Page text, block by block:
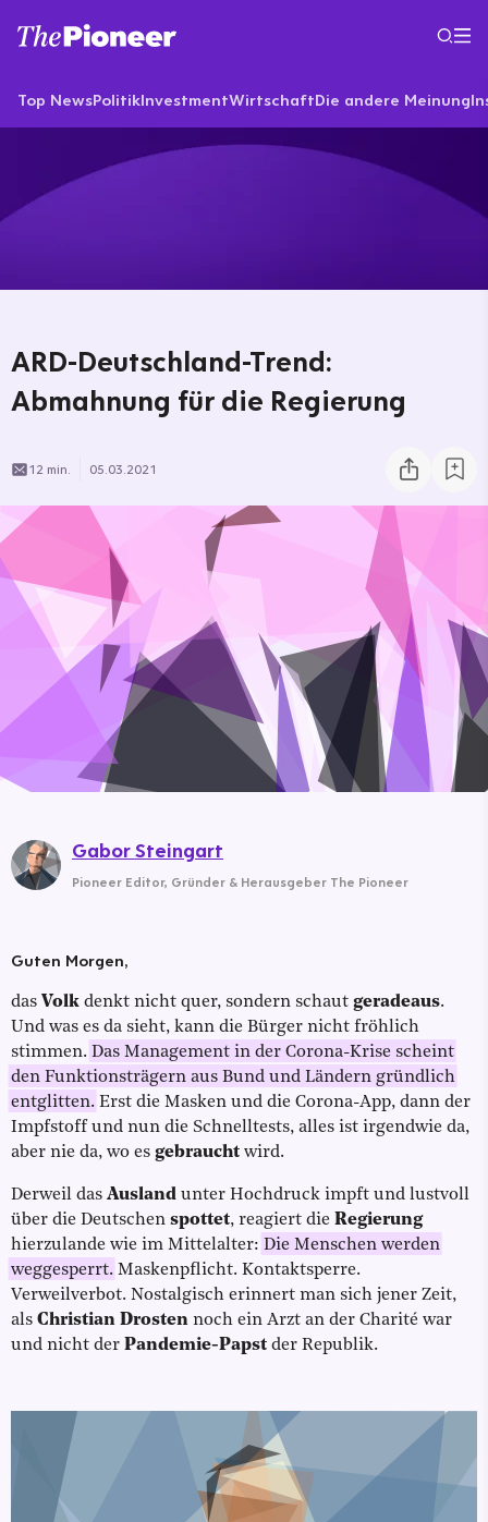
Top NewsPolitikInvestmentWirtschaftDie andere Meinung
ARD-Deutschland-Trend:
Abmahnung für die Regierung
12 min. 05.03.2021
Guten Morgen,
das Volk denkt nicht quer, sondern schaut geradeaus.
Und was es da sieht, kann die Bürger nicht fröhlich
stimmen. Das Management in der Corona-Krise scheint
den Funktionsträgern aus Bund und Ländern gründlich
entglitten. Erst die Masken und die Corona-App, dann der
Impfstoff und nun die Schnelltests, alles ist irgendwie da,
aber nie da, wo es gebraucht wird.
Derweil das Ausland unter Hochdruck impft und lustvoll
über die Deutschen spottet, reagiert die Regierung
hierzulande wie im Mittelalter: Die Menschen werden
weggesperrt. Maskenpflicht. Kontaktsperre.
Verweilverbot. Nostalgisch erinnert man sich jener Zeit,
als Christian Drosten noch ein Arzt an der Charité war
und nicht der Pandemie-Papst der Republik.
Gabor Steingart
Pioneer Editor, Gründer & Herausgeber The Pioneer